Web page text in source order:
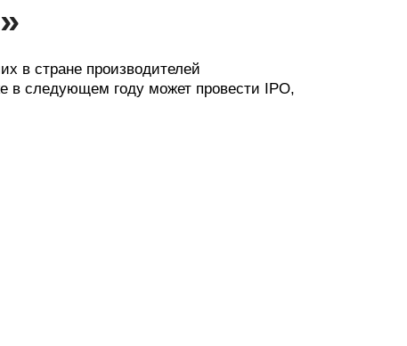
в стране производителей
в следующем году может провести IPO,